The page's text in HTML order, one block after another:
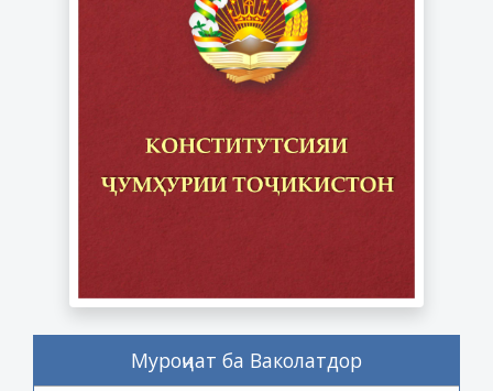
Муроҷиат ба Ваколатдор